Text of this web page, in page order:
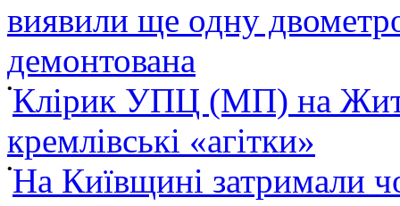
виявили ще одну
демонтована
•Клірик УПЦ (МП) на
кремлівські «агітки»
•На Київщині затримали